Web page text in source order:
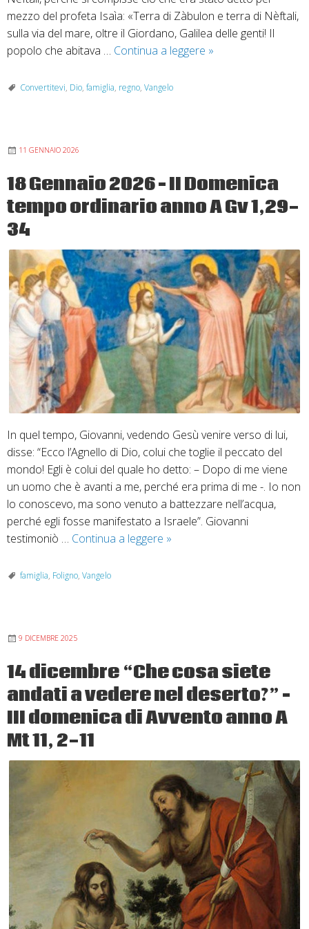
mezzo del profeta Isaìa: «Terra di Zàbulon e terra di Nèftali,
sulla via del mare, oltre il Giordano, Galilea delle genti! Il
popolo che abitava … Continua a leggere 25
III
Domenica
Anno
A
Mt
4,12-
23
»
Convertitevi, Dio, famiglia, regno, Vangelo
11 GENNAIO 2026
18 Gennaio 2026 – II Domenica
tempo ordinario anno A Gv 1,29-
34
In quel tempo, Giovanni, vedendo Gesù venire verso di lui,
disse: “Ecco l’Agnello di Dio, colui che toglie il peccato del
mondo! Egli è colui del quale ho detto: – Dopo di me viene
un uomo che è avanti a me, perché era prima di me -. Io non
lo conoscevo, ma sono venuto a battezzare nell’acqua,
perché egli fosse manifestato a Israele”. Giovanni
testimoniò … Continua a leggere 18
anno
A
Gv
1,29-
»
famiglia, Foligno, Vangelo
9 DICEMBRE 2025
14 dicembre “Che cosa siete
andati a vedere nel deserto?” –
III domenica di Avvento anno A
Mt 11, 2-11